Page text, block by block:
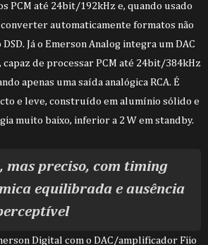
PCM até 24bit/192kHz e, quando usado
converter automaticamente formatos não
Já o Emerson Analog integra um DAC
capaz de processar PCM até 24bit/384kHz
apenas uma saída analógica RCA. É
e leve, construído em alumínio sólido e
muito baixo, inferior a 2 W em standby.
mas preciso, com timing
equilibrada e ausência
Digital com o DAC/amplificador Fiio